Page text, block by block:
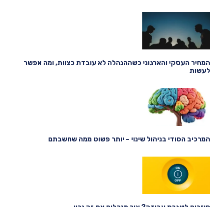
המחיר העסקי והארגוני כשההנהלה לא עובדת כצוות, ומה אפשר
לעשות
המרכיב הסודי בניהול שינוי – יותר פשוט ממה שחשבתם